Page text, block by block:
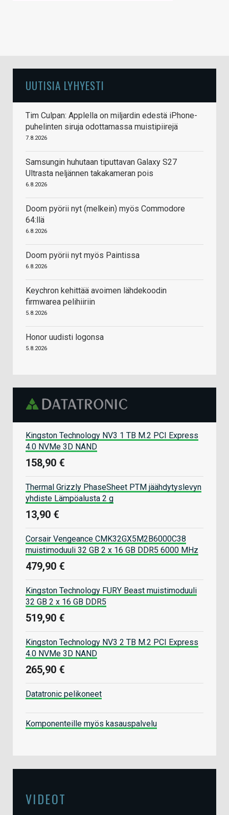
UUTISIA LYHYESTI
Tim Culpan: Applella on miljardin edestä iPhone-
puhelinten siruja odottamassa muistipiirejä
7.8.2026
Samsungin huhutaan tiputtavan Galaxy S27
Ultrasta neljännen takakameran pois
6.8.2026
Doom pyörii nyt (melkein) myös Commodore
64:llä
6.8.2026
Doom pyörii nyt myös Paintissa
6.8.2026
Keychron kehittää avoimen lähdekoodin
firmwarea pelihiiriin
5.8.2026
Honor uudisti logonsa
5.8.2026
Kingston Technology NV3 1 TB M.2 PCI Express
4.0 NVMe 3D NAND
158,90 €
Thermal Grizzly PhaseSheet PTM jäähdytyslevyn
yhdiste Lämpöalusta 2 g
13,90 €
Corsair Vengeance CMK32GX5M2B6000C38
muistimoduuli 32 GB 2 x 16 GB DDR5 6000 MHz
479,90 €
Kingston Technology FURY Beast muistimoduuli
32 GB 2 x 16 GB DDR5
519,90 €
Kingston Technology NV3 2 TB M.2 PCI Express
4.0 NVMe 3D NAND
265,90 €
Datatronic pelikoneet
Komponenteille myös kasauspalvelu
VIDEOT